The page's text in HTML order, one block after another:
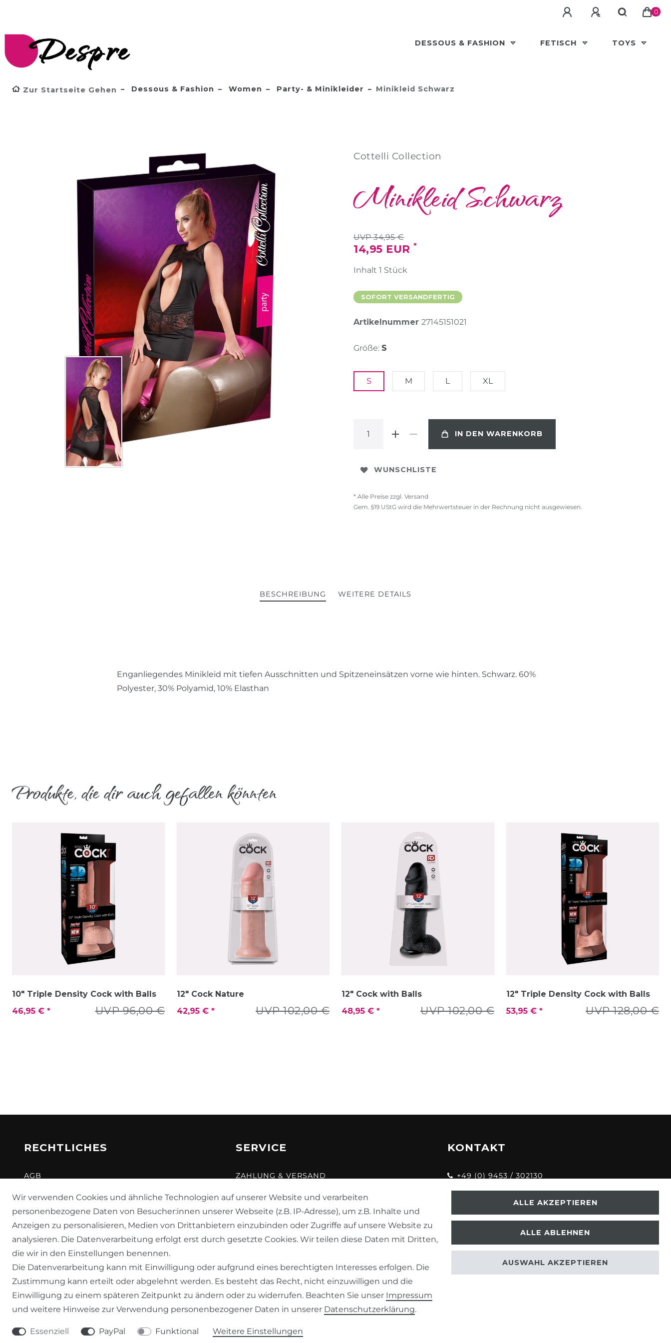
0
DESSOUS & FASHION FETISCH TOYS
Zur Startseite Gehen Dessous & Fashion Women Party- & Minikleider Minikleid Schwarz
Cottelli Collection
Minikleid Schwarz
UVP 34,95 €
14,95 EUR *
Inhalt 1 Stück
SOFORT VERSANDFERTIG
Artikelnummer 27145151021
Größe: S
S M L XL
IN DEN WARENKORB
WUNSCHLISTE
* Alle Preise zzgl. Versand
Gem. §19 UStG wird die Mehrwertsteuer in der Rechnung nicht ausgewiesen.
BESCHREIBUNG WEITERE DETAILS
Enganliegendes Minikleid mit tiefen Ausschnitten und Spitzeneinsätzen vorne wie hinten. Schwarz. 60%
Polyester, 30% Polyamid, 10% Elasthan
Produkte, die dir auch gefallen könnten
10" Triple Density Cock with Balls
UVP 96,00 €
46,95 € *
12" Cock Nature
UVP 102,00 €
42,95 € *
12" Cock with Balls
UVP 102,00 €
48,95 € *
12" Triple Density Cock with Balls
UVP 128,00 €
53,95 € *
RECHTLICHES
AGB
WIDERRUFSRECHT
DATENSCHUTZERKLÄRUNG
IMPRESSUM
SERVICE
ZAHLUNG & VERSAND
KONTAKT
VERTRAG WIDERRUFEN
KONTAKT
+49 (0) 9453 / 302130
© 2026 Despre | Design by neoprisma
Gem. §19 UStG wird die Mehrwertsteuer in der Rechnung nicht ausgewiesen.
Wir verwenden Cookies und ähnliche Technologien auf unserer Website und verarbeiten
personenbezogene Daten von Besucher:innen unserer Webseite (z.B. IP-Adresse), um z.B. Inhalte und
Anzeigen zu personalisieren, Medien von Drittanbietern einzubinden oder Zugriffe auf unsere Website zu
analysieren. Die Datenverarbeitung erfolgt erst durch gesetzte Cookies. Wir teilen diese Daten mit Dritten,
die wir in den Einstellungen benennen.
Die Datenverarbeitung kann mit Einwilligung oder aufgrund eines berechtigten Interesses erfolgen. Die
Zustimmung kann erteilt oder abgelehnt werden. Es besteht das Recht, nicht einzuwilligen und die
Einwilligung zu einem späteren Zeitpunkt zu ändern oder zu widerrufen. Beachten Sie unser Impressum
und weitere Hinweise zur Verwendung personenbezogener Daten in unserer Daten­schutz­erklärung.
Essenziell PayPal Funktional Weitere Einstellungen
ALLE AKZEPTIEREN
ALLE ABLEHNEN
AUSWAHL AKZEPTIEREN